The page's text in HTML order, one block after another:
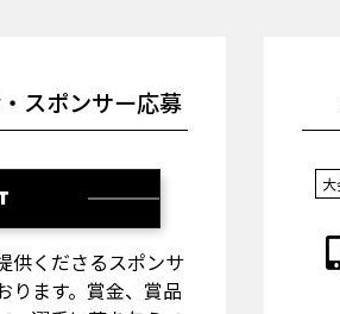
スポンサー応募
供くださるスポンサ
ります。賞金、賞品